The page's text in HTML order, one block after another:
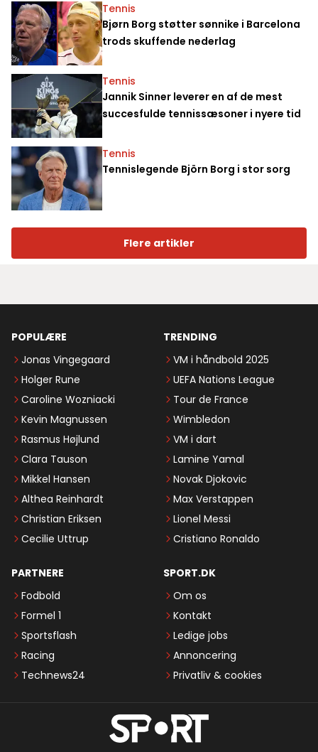
Tennis
Bjørn Borg støtter sønnike i Barcelona
trods skuffende nederlag
Tennis
Jannik Sinner leverer en af de mest
succesfulde tennissæsoner i nyere tid
Tennis
Tennislegende Björn Borg i stor sorg
Flere artikler
POPULÆRE
Jonas Vingegaard
Holger Rune
Caroline Wozniacki
Kevin Magnussen
Rasmus Højlund
Clara Tauson
Mikkel Hansen
Althea Reinhardt
Christian Eriksen
Cecilie Uttrup
TRENDING
VM i håndbold 2025
UEFA Nations League
Tour de France
Wimbledon
VM i dart
Lamine Yamal
Novak Djokovic
Max Verstappen
Lionel Messi
Cristiano Ronaldo
PARTNERE
Fodbold
Formel 1
Sportsflash
Racing
Technews24
SPORT.DK
Om os
Kontakt
Ledige jobs
Annoncering
Privatliv & cookies